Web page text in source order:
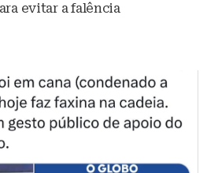
evitar a falência